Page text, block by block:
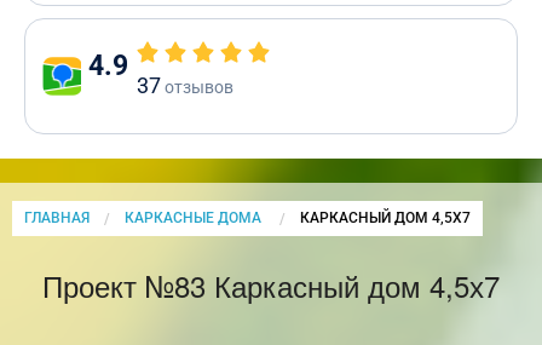
4.9
37отзывов
ГЛАВНАЯ КАРКАСНЫЕ ДОМА CURRENT:
КАРКАСНЫЙ ДОМ 4,5Х7
Проект №83 Каркасный дом 4,5х7